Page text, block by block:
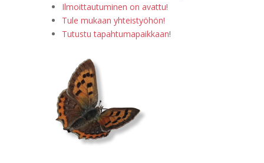
Ilmoittautuminen on avattu!
Tule mukaan yhteistyöhön!
Tutustu tapahtumapaikkaan!